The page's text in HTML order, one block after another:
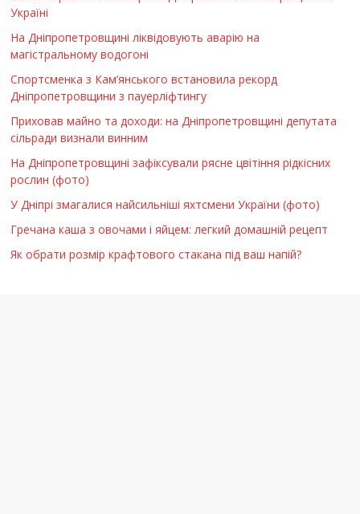
Україні
На Дніпропетровщині ліквідовують аварію на
магістральному водогоні
Спортсменка з Кам’янського встановила рекорд
Дніпропетровщини з пауерліфтингу
Приховав майно та доходи: на Дніпропетровщині депутата
сільради визнали винним
На Дніпропетровщині зафіксували рясне цвітіння рідкісних
рослин (фото)
У Дніпрі змагалися найсильніші яхтсмени України (фото)
Гречана каша з овочами і яйцем: легкий домашній рецепт
Як обрати розмір крафтового стакана під ваш напій?